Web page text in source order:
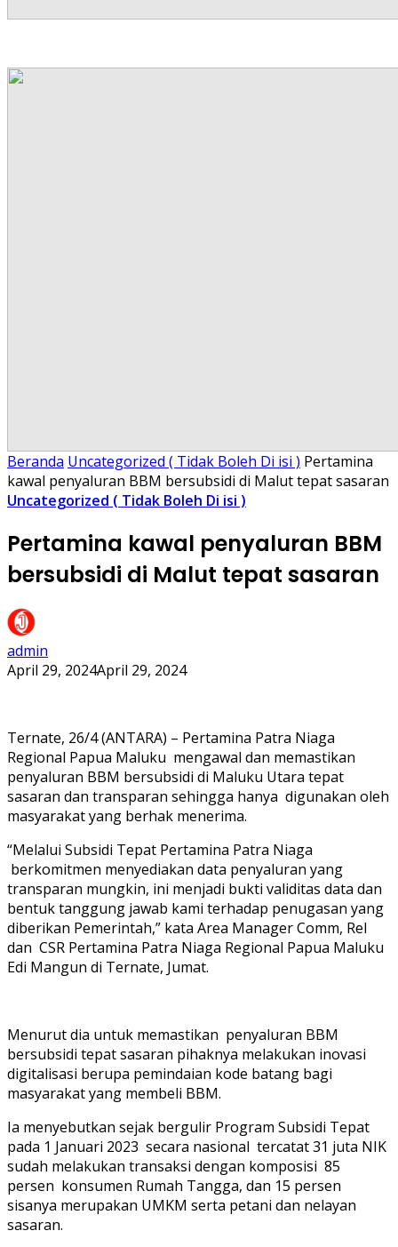
Beranda Uncategorized ( Tidak Boleh Di isi ) Pertamina
kawal penyaluran BBM bersubsidi di Malut tepat sasaran
Uncategorized ( Tidak Boleh Di isi )
Pertamina kawal penyaluran BBM
bersubsidi di Malut tepat sasaran
admin
April 29, 2024April 29, 2024
Ternate, 26/4 (ANTARA) – Pertamina Patra Niaga
Regional Papua Maluku mengawal dan memastikan
penyaluran BBM bersubsidi di Maluku Utara tepat
sasaran dan transparan sehingga hanya digunakan oleh
masyarakat yang berhak menerima.
“Melalui Subsidi Tepat Pertamina Patra Niaga
berkomitmen menyediakan data penyaluran yang
transparan mungkin, ini menjadi bukti validitas data dan
bentuk tanggung jawab kami terhadap penugasan yang
diberikan Pemerintah,” kata Area Manager Comm, Rel
dan CSR Pertamina Patra Niaga Regional Papua Maluku
Edi Mangun di Ternate, Jumat.
Menurut dia untuk memastikan penyaluran BBM
bersubsidi tepat sasaran pihaknya melakukan inovasi
digitalisasi berupa pemindaian kode batang bagi
masyarakat yang membeli BBM.
Ia menyebutkan sejak bergulir Program Subsidi Tepat
pada 1 Januari 2023 secara nasional tercatat 31 juta NIK
sudah melakukan transaksi dengan komposisi 85
persen konsumen Rumah Tangga, dan 15 persen
sisanya merupakan UMKM serta petani dan nelayan
sasaran.